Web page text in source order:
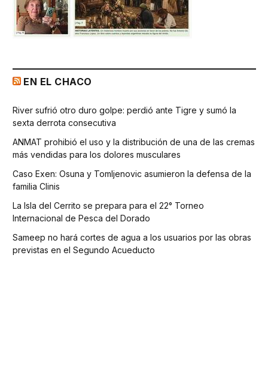
EN EL CHACO
River sufrió otro duro golpe: perdió ante Tigre y sumó la
sexta derrota consecutiva
ANMAT prohibió el uso y la distribución de una de las cremas
más vendidas para los dolores musculares
Caso Exen: Osuna y Tomljenovic asumieron la defensa de la
familia Clinis
La Isla del Cerrito se prepara para el 22° Torneo
Internacional de Pesca del Dorado
Sameep no hará cortes de agua a los usuarios por las obras
previstas en el Segundo Acueducto